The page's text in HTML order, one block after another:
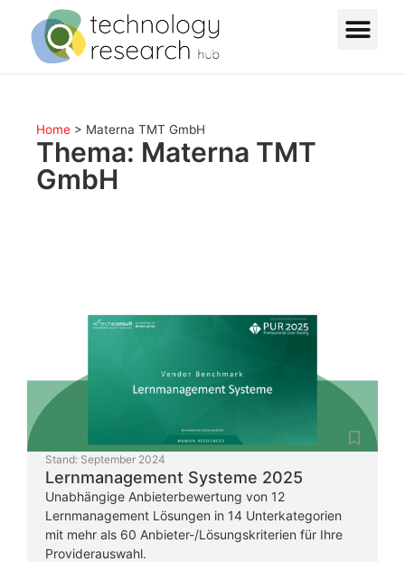
Home > Materna TMT GmbH
Thema: Materna TMT
GmbH
Stand: September 2024
Lernmanagement Systeme 2025
Unabhängige Anbieterbewertung von 12
Lernmanagement Lösungen in 14 Unterkategorien
mit mehr als 60 Anbieter-/Lösungskriterien für Ihre
Providerauswahl.